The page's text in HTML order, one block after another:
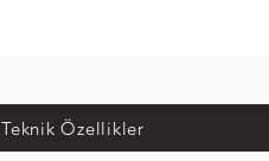
Teknik Özellikler